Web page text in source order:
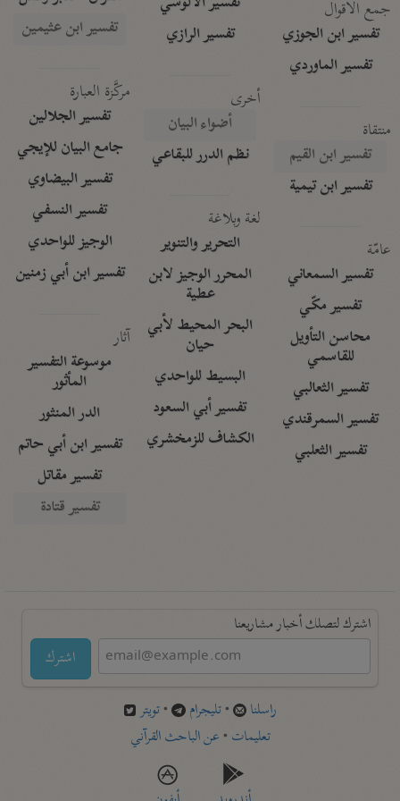
جمع الأقوال
تفسير ابن الجوزي
تفسير الماوردي
منتقاة
تفسير ابن القيم
تفسير ابن تيمية
عامّة
تفسير السمعاني
تفسير مكّي
محاسن التأويل
للقاسمي
تفسير الثعالبي
تفسير السمرقندي
تفسير الثعلبي
تفسير الرازي
أخرى
أضواء البيان
نظم الدرر للبقاعي
لغة وبلاغة
التحرير والتنوير
المحرر الوجيز لابن
عطية
البحر المحيط لأبي
حيان
البسيط للواحدي
تفسير أبي السعود
الكشاف للزمخشري
تفسير ابن عثيمين
مركَّزة العبارة
تفسير الجلالين
جامع البيان للإيجي
تفسير البيضاوي
تفسير النسفي
الوجيز للواحدي
تفسير ابن أبي زمنين
آثار
موسوعة التفسير
المأثور
الدر المنثور
تفسير ابن أبي حاتم
تفسير مقاتل
تفسير قتادة
اشترك لتصلك أخبار مشاريعنا
اشترك
راسلنا •تليجرام •تويتر
تعليمات •عن الباحث القرآني